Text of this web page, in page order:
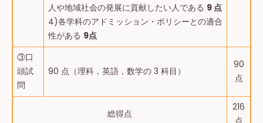
人や地域社会の発展に貢献したい人である 9 点
4)各学科のアドミッション・ポリシーとの適合
性がある 9点
③口
頭試
問
90 点（理科，英語，数学の 3 科目）
90
点
総得点
216